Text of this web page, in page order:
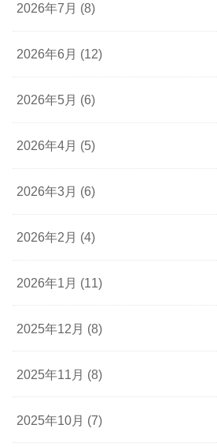
2026年7月 (8)
2026年6月 (12)
2026年5月 (6)
2026年4月 (5)
2026年3月 (6)
2026年2月 (4)
2026年1月 (11)
2025年12月 (8)
2025年11月 (8)
2025年10月 (7)